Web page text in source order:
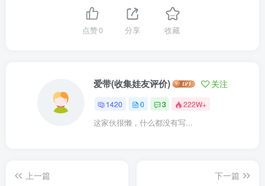
点赞0 分享 收藏
爱带(收集娃友评价) 关注
1420 0 3 222W+
这家伙很懒，什么都没有写...
上一篇
下一篇